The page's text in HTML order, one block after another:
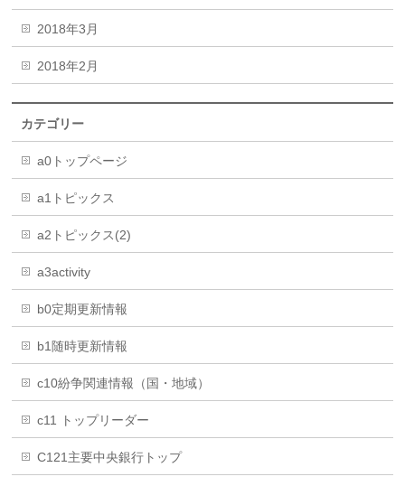
2018年3月
2018年2月
カテゴリー
a0トップページ
a1トピックス
a2トピックス(2)
a3activity
b0定期更新情報
b1随時更新情報
c10紛争関連情報（国・地域）
c11 トップリーダー
C121主要中央銀行トップ